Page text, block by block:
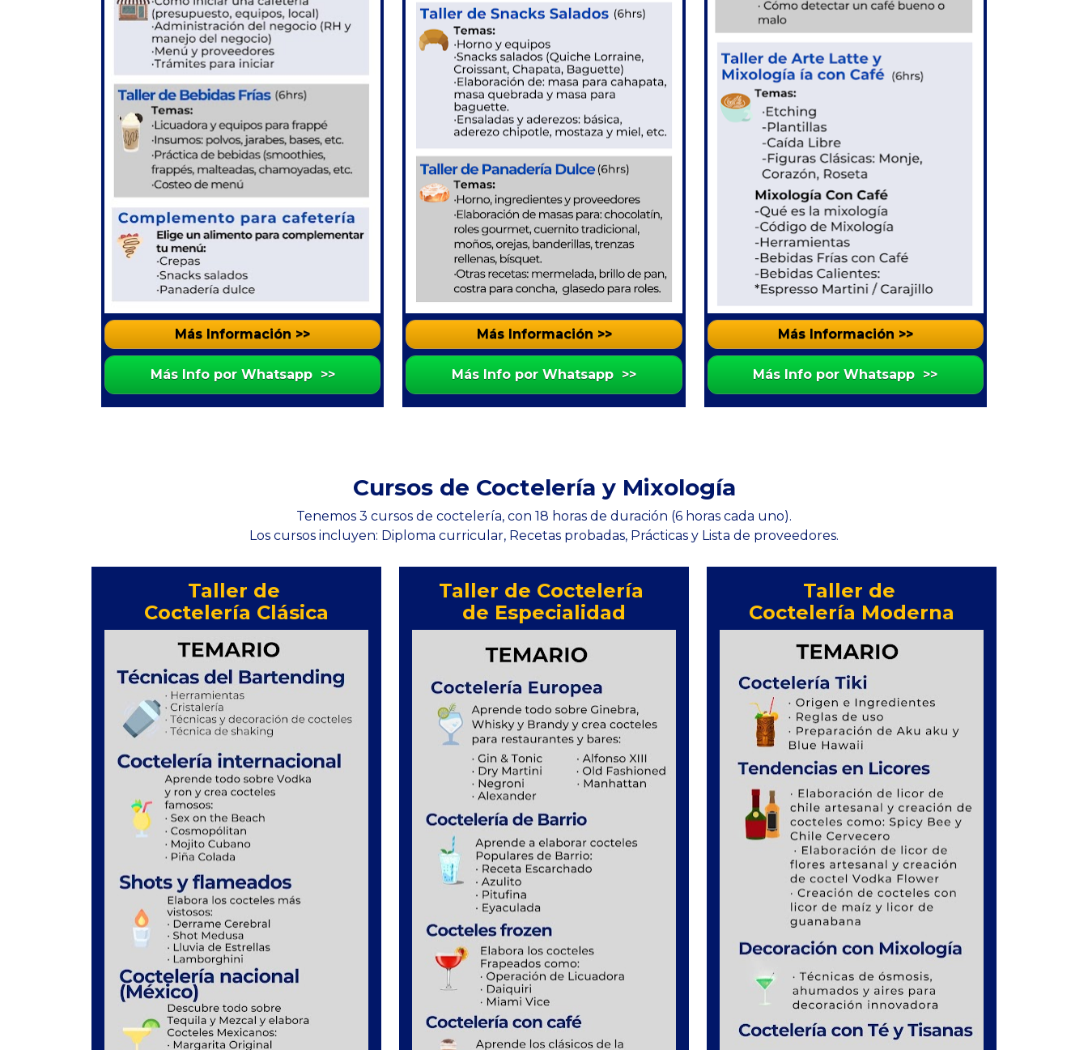
Más Información >>
Más Info por Whatsapp >>
Más Información >>
Más Info por Whatsapp >>
Más Información >>
Más Info por Whatsapp >>
Cursos de Coctelería y Mixología
Tenemos 3 cursos de coctelería, con 18 horas de duración (6 horas cada uno).
Los cursos incluyen: Diploma curricular, Recetas probadas, Prácticas y Lista de proveedores.
Taller de
Coctelería Clásica
Taller de Coctelería
de Especialidad
Taller de
Coctelería Moderna